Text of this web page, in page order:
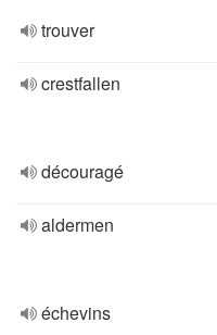
trouver
crestfallen
découragé
aldermen
échevins